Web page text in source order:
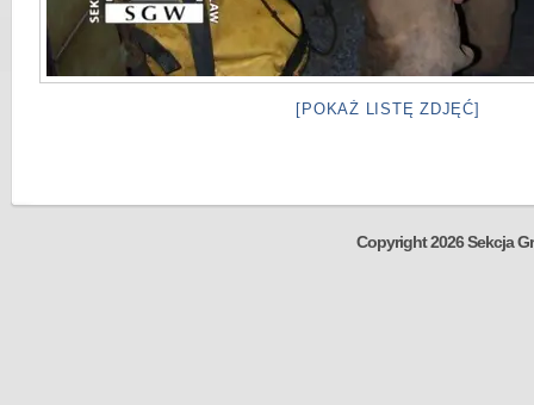
[POKAŻ LISTĘ ZDJĘĆ]
Copyright 2026 Sekcja